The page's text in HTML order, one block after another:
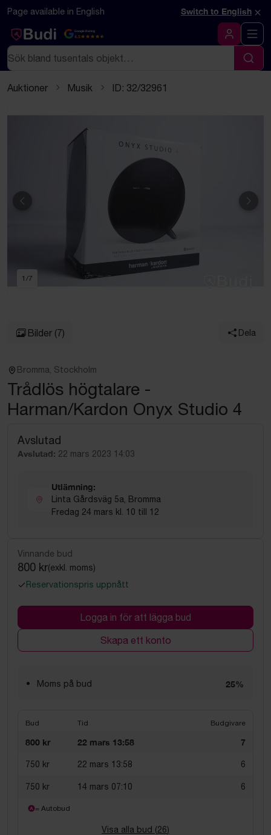
Hoppa till innehåll
Textbaserad (markdown) version av denna sida
Page available in English Switch to English ×
Google Rating
4.5
Logga in
Sök
Sök
Auktioner Musik ID: 32/32961
Föregående
1 /7
Bilder (7) Dela
Bromma, Stockholm
Trådlös högtalare -
Harman/Kardon Onyx Studio 4
Avslutad
Avslutad: 22 mars 2023 14:03
Utlämning:
Linta Gårdsväg 5a, Bromma
Fredag 24 mars kl. 10 till 12
Vinnande bud
800 kr(exkl. moms)
Reservationspris uppnått
Logga in för att lägga bud
Skapa ett konto
Moms på bud 25%
Bud Tid Budgivare
800 kr 22 mars 13:58 7
750 kr 22 mars 13:58 6
750 kr 14 mars 07:10 6
= Autobud
Visa alla bud (26)